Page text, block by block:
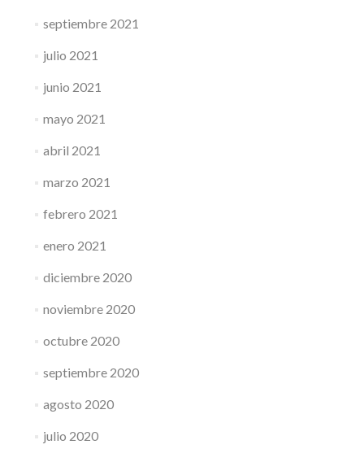
septiembre 2021
julio 2021
junio 2021
mayo 2021
abril 2021
marzo 2021
febrero 2021
enero 2021
diciembre 2020
noviembre 2020
octubre 2020
septiembre 2020
agosto 2020
julio 2020